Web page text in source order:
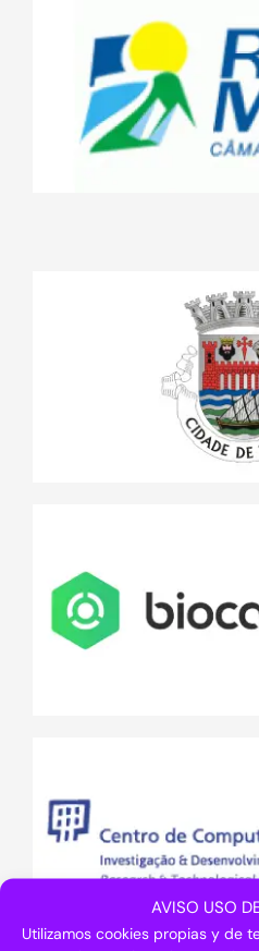
AVISO USO
Utilizamos cookies propias y de